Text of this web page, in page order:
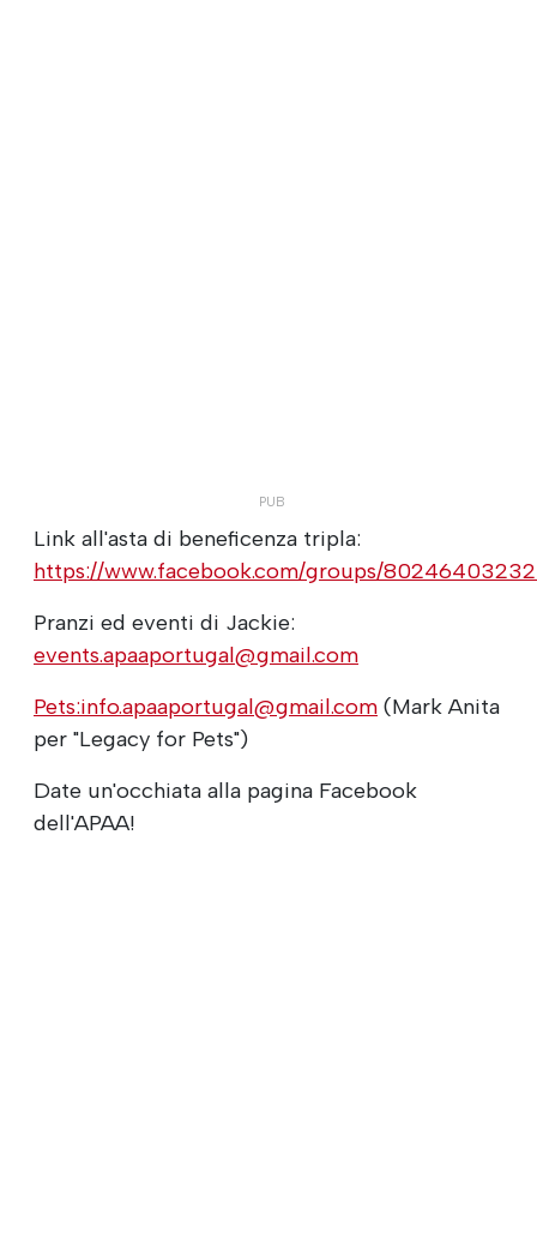
Link all'asta di beneficenza tripla:
https://www.facebook.com/groups/
Pranzi ed eventi di Jackie:
events.apaaportugal@gmail.com
Pets:info.apaaportugal@gmail.com (Mark Anita
per "Legacy for Pets")
Date un'occhiata alla pagina Facebook
dell'APAA!